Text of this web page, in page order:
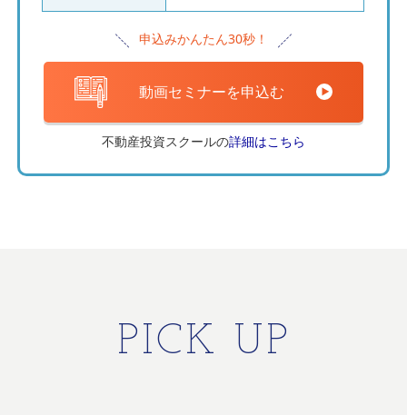
申込みかんたん30秒！
動画セミナーを申込む
不動産投資スクールの詳細はこちら
PICK UP